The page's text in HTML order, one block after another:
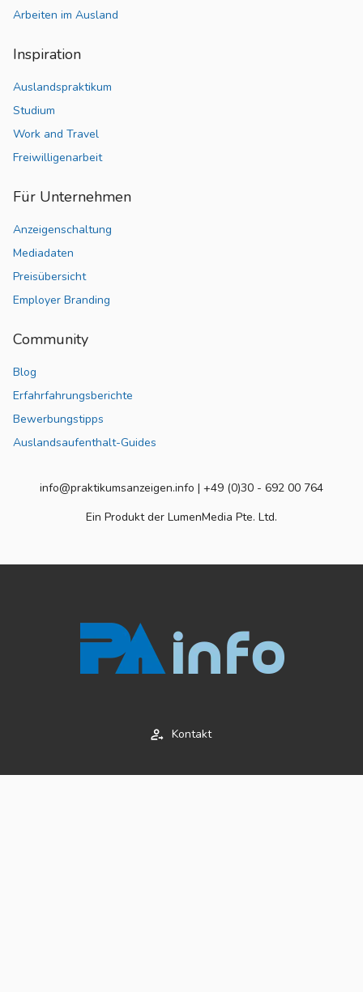
Arbeiten im Ausland
Inspiration
Auslandspraktikum
Studium
Work and Travel
Freiwilligenarbeit
Für Unternehmen
Anzeigenschaltung
Mediadaten
Preisübersicht
Employer Branding
Community
Blog
Erfahrfahrungsberichte
Bewerbungstipps
Auslandsaufenthalt-Guides
info@praktikumsanzeigen.info | +49 (0)30 - 692 00 764
Ein Produkt der LumenMedia Pte. Ltd.
Kontakt